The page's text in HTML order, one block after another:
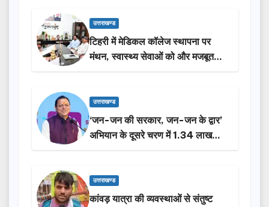
उत्तराखण्ड
टिहरी में मेडिकल कॉलेज स्थापना पर
मंथन, स्वास्थ्य सेवाओं को और मजबूत
करेगी सरकार: मुख्यमंत्री धामी…
उत्तराखण्ड
‘जन-जन की सरकार, जन-जन के द्वार’
अभियान के दूसरे चरण में 1.34 लाख
लोगों की भागीदारी…
उत्तराखण्ड
कांवड़ यात्रा की व्यवस्थाओं से संतुष्ट